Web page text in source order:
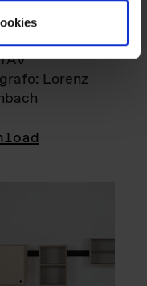
Lorenz